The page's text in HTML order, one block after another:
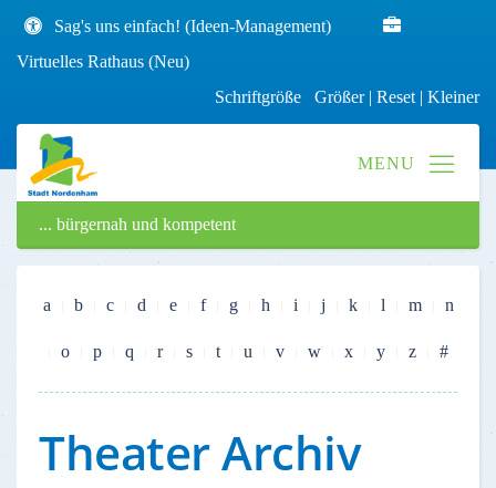
Sag's uns einfach! (Ideen-Management)
Virtuelles Rathaus (Neu)
Schriftgröße Größer| Reset | Kleiner
... bürgernah und kompetent
a b c d e f g h i j k l m n
o p q r s t u v w x y z #
Theater Archiv